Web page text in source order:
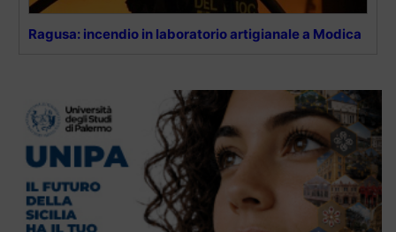
Ragusa: incendio in laboratorio artigianale a Modica